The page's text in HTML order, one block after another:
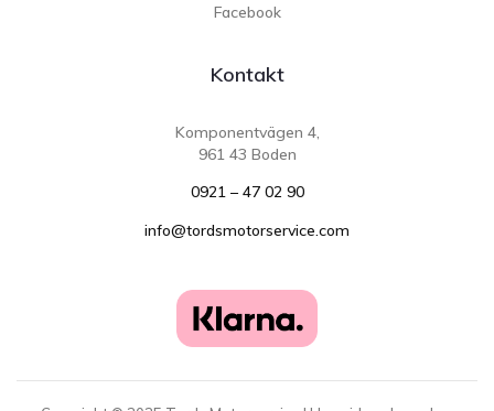
Facebook
Kontakt
Komponentvägen 4,
961 43 Boden
0921 – 47 02 90
info@tordsmotorservice.com